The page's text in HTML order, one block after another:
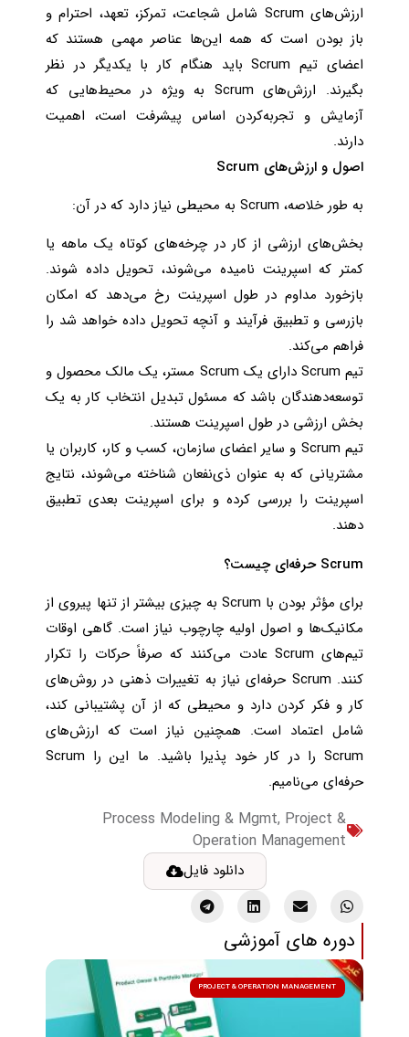
ارزش‌های Scrum شامل شجاعت، تمرکز، تعهد، احترام و
باز بودن است که همه این‌ها عناصر مهمی هستند که
اعضای تیم Scrum باید هنگام کار با یکدیگر در نظر
بگیرند. ارزش‌های Scrum به ویژه در محیط‌هایی که
آزمایش و تجربه‌کردن اساس پیشرفت است، اهمیت
دارند.
اصول و ارزش‌های Scrum
به طور خلاصه، Scrum به محیطی نیاز دارد که در آن:
بخش‌های ارزشی از کار در چرخه‌های کوتاه یک ماهه یا
کمتر که اسپرینت نامیده می‌شوند، تحویل داده شوند.
بازخورد مداوم در طول اسپرینت رخ می‌دهد که امکان
بازرسی و تطبیق فرآیند و آنچه تحویل داده خواهد شد را
فراهم می‌کند.
تیم Scrum دارای یک Scrum مستر، یک مالک محصول و
توسعه‌دهندگان باشد که مسئول تبدیل انتخاب کار به یک
بخش ارزشی در طول اسپرینت هستند.
تیم Scrum و سایر اعضای سازمان، کسب و کار، کاربران یا
مشتریانی که به عنوان ذی‌نفعان شناخته می‌شوند، نتایج
اسپرینت را بررسی کرده و برای اسپرینت بعدی تطبیق
دهند.
Scrum حرفه‌ای چیست؟
برای مؤثر بودن با Scrum به چیزی بیشتر از تنها پیروی از
مکانیک‌ها و اصول اولیه چارچوب نیاز است. گاهی اوقات
تیم‌های Scrum عادت می‌کنند که صرفاً حرکات را تکرار
کنند. Scrum حرفه‌ای نیاز به تغییرات ذهنی در روش‌های
کار و فکر کردن دارد و محیطی که از آن پشتیبانی کند،
شامل اعتماد است. همچنین نیاز است که ارزش‌های
Scrum را در کار خود پذیرا باشید. ما این را Scrum
حرفه‌ای می‌نامیم.
Process Modeling & Mgmt,Project &
Operation Management
دانلود فایل
دوره های آموزشی
PROJECT & OPERATION MANAGEMENT